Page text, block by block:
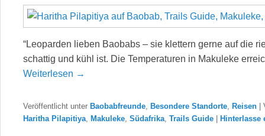
“Leoparden lieben Baobabs – sie klettern gerne auf die
schattig und kühl ist. Die Temperaturen in Makuleke
Weiterlesen →
Veröffentlicht unter Baobabfreunde Besondere Standorte Reisen
Haritha Pilapitiya
Makuleke Südafrika Trails Guide Hinterlasse